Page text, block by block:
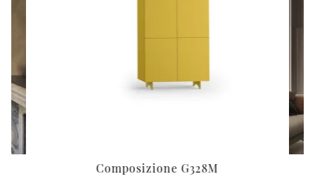
Composizione G328M